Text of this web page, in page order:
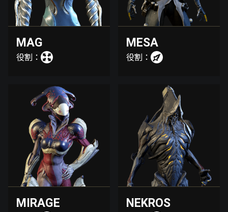
MAG
役割：
MESA
役割：
MIRAGE NEKROS